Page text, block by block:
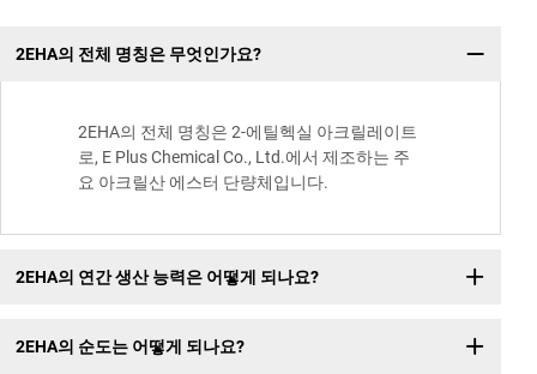
2EHA의 전체 명칭은 무엇인가요?
2EHA의 전체 명칭은 2-에틸헥실 아크릴레이트
로, E Plus Chemical Co., Ltd.에서 제조하는 주
요 아크릴산 에스터 단량체입니다.
2EHA의 연간 생산 능력은 어떻게 되나요?
2EHA의 순도는 어떻게 되나요?